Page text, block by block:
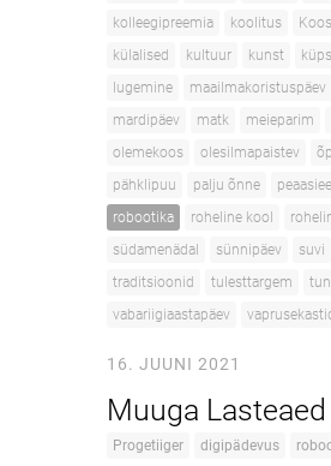
kolleegipreemia
koolitus
külalised
kultuur kunst
lugemine
maailmakoristuspäev
mardipäev
matk meieparim
olemekoos
olesilmapaistev
pähklipuu
palju õnne peaasiee
robootika
roheline kool
südamenädal
sünnipäev suvi
traditsioonid
tulesttargem
vabariigiaastapäev
16. JUUNI 2021
Muuga
Progetiiger digipädevus